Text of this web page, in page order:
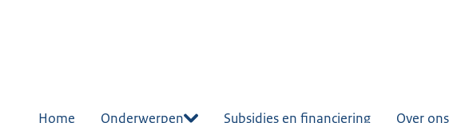
Home Onderwerpen Subsidies en financiering Over ons